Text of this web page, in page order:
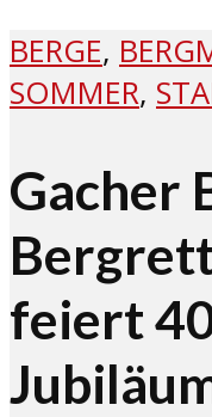
BERGE,
SOMMER,
Gacher
feiert